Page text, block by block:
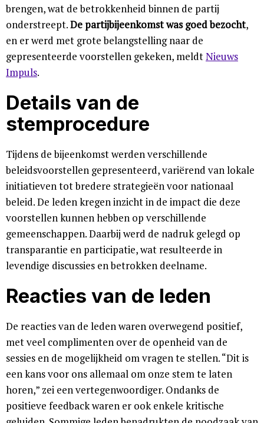
brengen, wat de betrokkenheid binnen de partij
onderstreept.De partijbijeenkomst was goed bezocht,
en er werd met grote belangstelling naar de
gepresenteerde voorstellen gekeken, meldtNieuws
Impuls.
Details van de
stemprocedure
Tijdens de bijeenkomst werden verschillende
beleidsvoorstellen gepresenteerd, variërend van lokale
initiatieven tot bredere strategieën voor nationaal
beleid. De leden kregen inzicht in de impact die deze
voorstellen kunnen hebben op verschillende
gemeenschappen. Daarbij werd de nadruk gelegd op
transparantie en participatie, wat resulteerde in
levendige discussies en betrokken deelname.
Reacties van de leden
De reacties van de leden waren overwegend positief,
met veel complimenten over de openheid van de
sessies en de mogelijkheid om vragen te stellen. “Dit is
een kans voor ons allemaal om onze stem te laten
horen,” zei een vertegenwoordiger. Ondanks de
positieve feedback waren er ook enkele kritische